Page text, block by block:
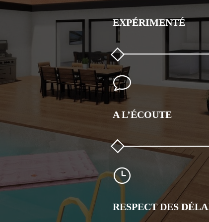
EXPÉRIMENTÉ
v
A L’ÉCOUTE
}
RESPECT DES